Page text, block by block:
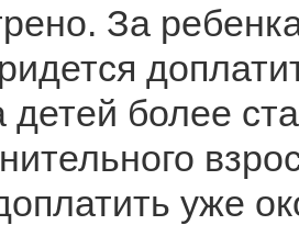
За
детей более
уже